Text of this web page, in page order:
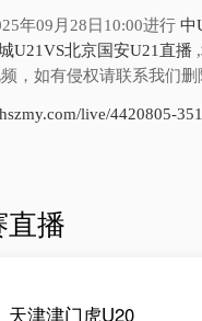
年09月28日10:00进行中
U21VS北京国安U21直播
，如有侵权请联系我们删
live/4420805-
播
天津津门虎U20